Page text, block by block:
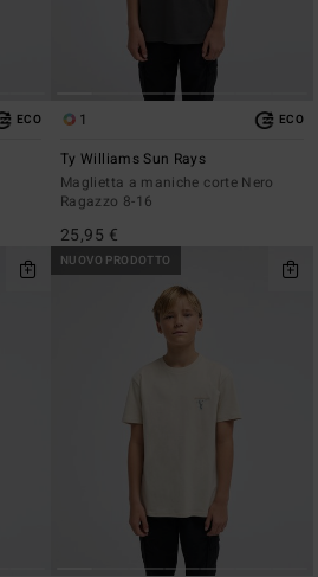
ECO 1 ECO
Ty Williams Sun Rays
Maglietta a maniche corte Nero
Ragazzo 8-16
25,95 €
NUOVO PRODOTTO